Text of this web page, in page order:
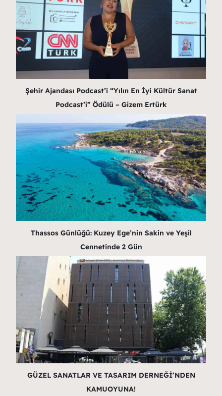
Şehir Ajandası Podcast’i “Yılın En İyi Kültür Sanat
Podcast’i” Ödülü – Gizem Ertürk
Thassos Günlüğü: Kuzey Ege’nin Sakin ve Yeşil
Cennetinde 2 Gün
GÜZEL SANATLAR VE TASARIM DERNEĞİ’NDEN
KAMUOYUNA!